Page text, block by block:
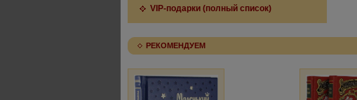
VIP-подарки (полный список)
РЕКОМЕНДУЕМ